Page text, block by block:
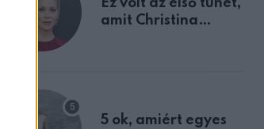
Ez volt az első tünet,
amit Christina
5 ok, amiért egyes